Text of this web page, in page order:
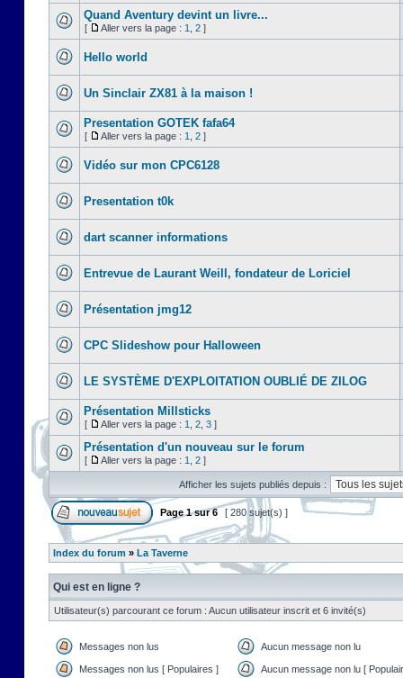
Quand Aventury devint un livre...
[ Aller vers la page : 1 2 ]
Hello world
Un Sinclair ZX81 à la maison !
Presentation GOTEK fafa64
[ Aller vers la page : 1 2 ]
Vidéo sur mon CPC6128
Presentation t0k
dart scanner informations
Entrevue de Laurant Weill, fondateur de Loriciel
Présentation jmg12
CPC Slideshow pour Halloween
LE SYSTÈME D'EXPLOITATION OUBLIÉ DE ZILOG
Présentation Millsticks
[ Aller vers la page : 1 2 3 ]
Présentation d'un nouveau sur le forum
[ Aller vers la page : 1 2 ]
Afficher les sujets publiés depuis :
Page1sur6 [ 280 sujet(s) ]
Index du forum » La Taverne
Qui est en ligne ?
Utilisateur(s) parcourant ce forum : Aucun utilisateur inscrit et 6 invité(s)
Messages non lus Aucun message non lu
Messages non lus [ Populaires ] Aucun message non lu [